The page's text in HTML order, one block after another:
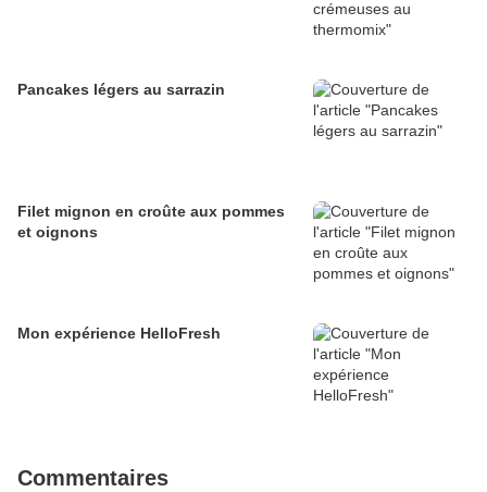
Pancakes légers au sarrazin
Filet mignon en croûte aux pommes
et oignons
Mon expérience HelloFresh
Commentaires